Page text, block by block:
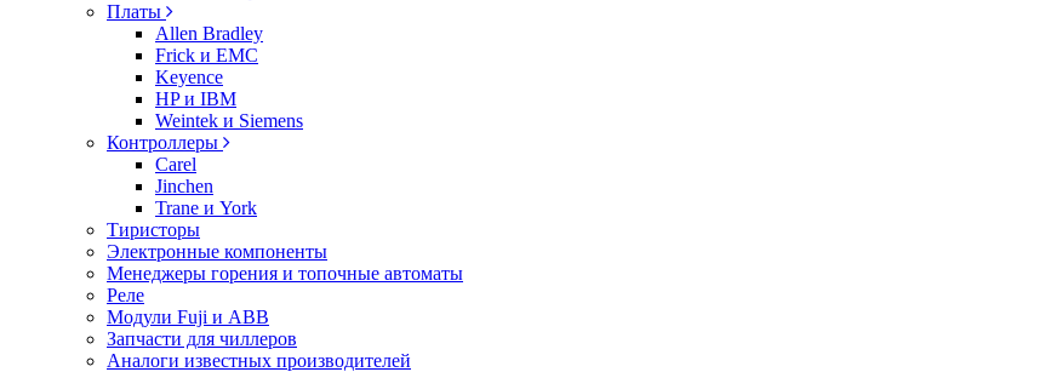
Платы
Allen Bradley
Frick и EMC
Keyence
HP и IBM
Weintek и Siemens
Контроллеры
Carel
Jinchen
Trane и York
Тиристоры
Электронные компоненты
Менеджеры горения и топочные автоматы
Реле
Модули Fuji и ABB
Запчасти для чиллеров
Аналоги известных производителей